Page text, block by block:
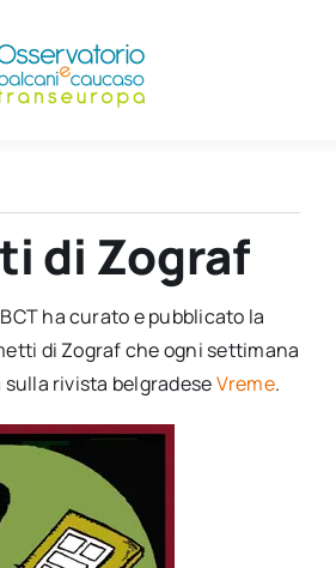
di Zograf
ha curato e pubblicato la
di Zograf che ogni settimana
rivista belgradeseVreme.